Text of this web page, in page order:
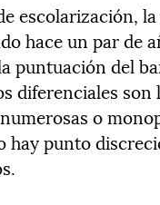
escolarización,
hace un par de
puntuación del
diferenciales son
o
hay punto